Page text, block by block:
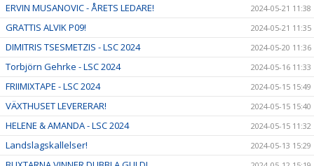
ERVIN MUSANOVIC - ÅRETS LEDARE! 2024-05-21 11:38
GRATTIS ALVIK P09! 2024-05-21 11:35
DIMITRIS TSESMETZIS - LSC 2024 2024-05-20 11:36
Torbjörn Gehrke - LSC 2024 2024-05-16 11:33
FRIIMIXTAPE - LSC 2024 2024-05-15 15:49
VÄXTHUSET LEVERERAR! 2024-05-15 15:40
HELENE & AMANDA - LSC 2024 2024-05-15 11:32
Landslagskallelser! 2024-05-13 15:29